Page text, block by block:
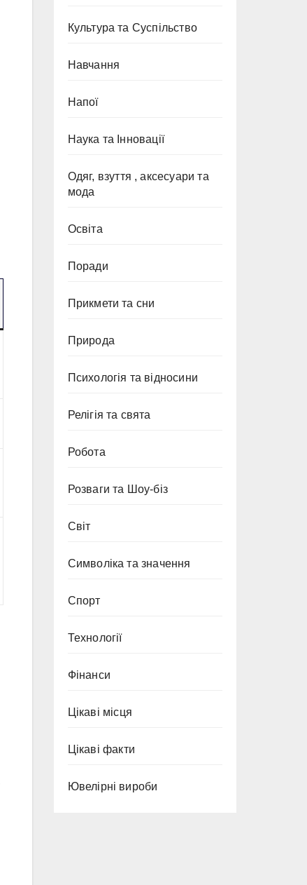
Культура та Суспільство
Навчання
Напої
Наука та Інновації
Одяг, взуття , аксесуари та
мода
Освіта
Поради
Прикмети та сни
Природа
Психологія та відносини
Релігія та свята
Робота
Розваги та Шоу-біз
Світ
Символіка та значення
Спорт
Технології
Фінанси
Цікаві місця
Цікаві факти
Ювелірні вироби